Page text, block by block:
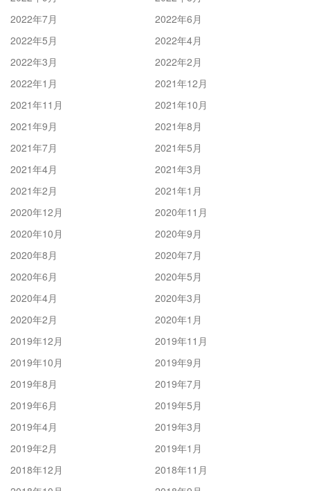
2022年7月
2022年6月
2022年5月
2022年4月
2022年3月
2022年2月
2022年1月
2021年12月
2021年11月
2021年10月
2021年9月
2021年8月
2021年7月
2021年5月
2021年4月
2021年3月
2021年2月
2021年1月
2020年12月
2020年11月
2020年10月
2020年9月
2020年8月
2020年7月
2020年6月
2020年5月
2020年4月
2020年3月
2020年2月
2020年1月
2019年12月
2019年11月
2019年10月
2019年9月
2019年8月
2019年7月
2019年6月
2019年5月
2019年4月
2019年3月
2019年2月
2019年1月
2018年12月
2018年11月